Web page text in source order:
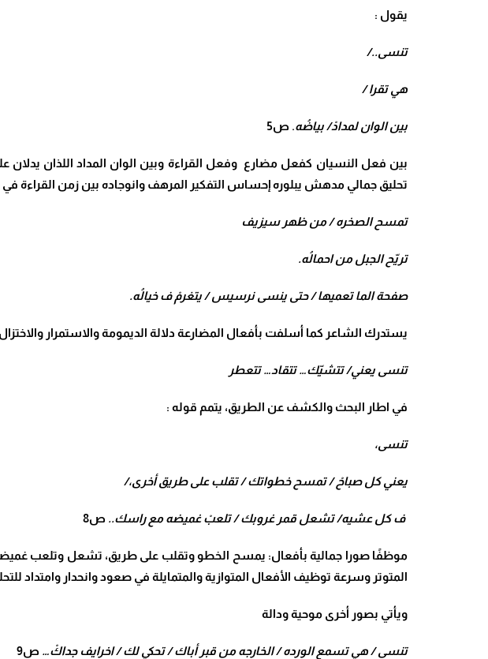
يقول :
تنسى../
هي تقرا /
بين الوان لمدادْ/ بياضُه. ص5
بين فعل النسيان كفعل مضارع وفعل القراءة وبين الوان المداد اللذان يدلان
تحليق جمالي مدهش يبلوره إحساس التفكير المرهف وانوجاده بين زمن القراءة
تمسح الصخره / من ظهر سيزيف
تريّح الجبل من احمالُه.
صفحة الما تعميها / حتى ينسى نرسيس / يتغرمْ ف خيالُه.
يستدرك الشاعر كما أسلفت بأفعال المضارعة دلالة الديمومة والاستمرار
تنسى يعني/ تتشيّك… تتقاد… تتعطر
في اطار البحث والكشف عن الطريق، يتمم قوله :
تنسى،
يعني كل صباحْ / تمسح خطواتك / تقلب على طريق أخرى،/
ف كل عشيه/ تشعل قمر غروبك / تلعبْ غميضه مع راسك.. ص8
موظفًا صورا جمالية بأفعال: يمسح الخطو وتقلب على طريق، تشعل وتلعب
المتوتر وسرعة توظيف الأفعال المتوازية والمتمايلة في صعود وانحدار وامتداد
ويأتي بصور أخرى موحية ودالة
تنسى / هي تسمع الورده / الخارجه من قبر أباك / تحكي لك / اخرايف جداكْ… ص9